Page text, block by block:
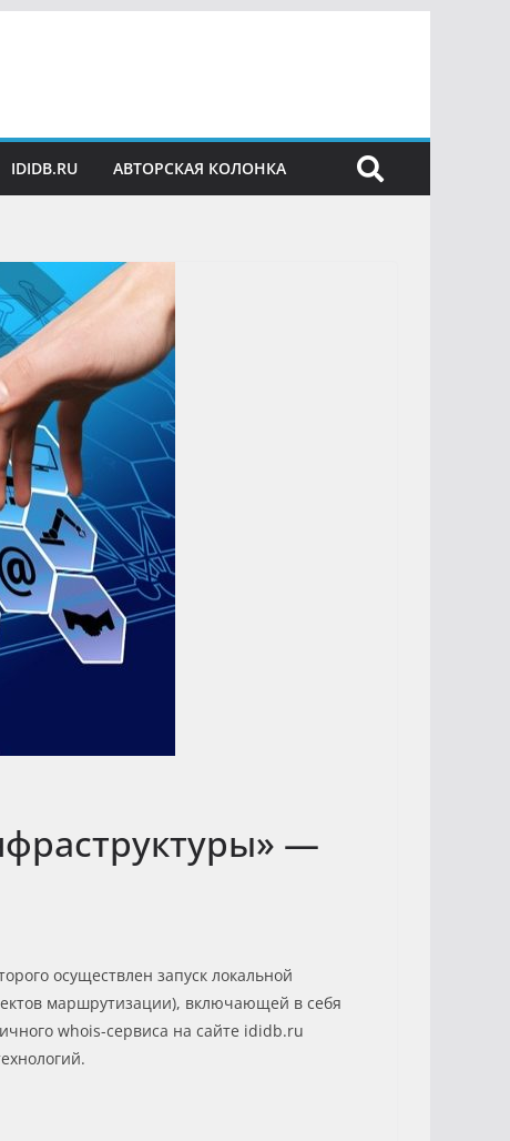
IDIDB.RU АВТОРСКАЯ КОЛОНКА
—
осуществлен запуск локальной
маршрутизации), включающей в себя
whois-сервиса на сайте ididb.ru